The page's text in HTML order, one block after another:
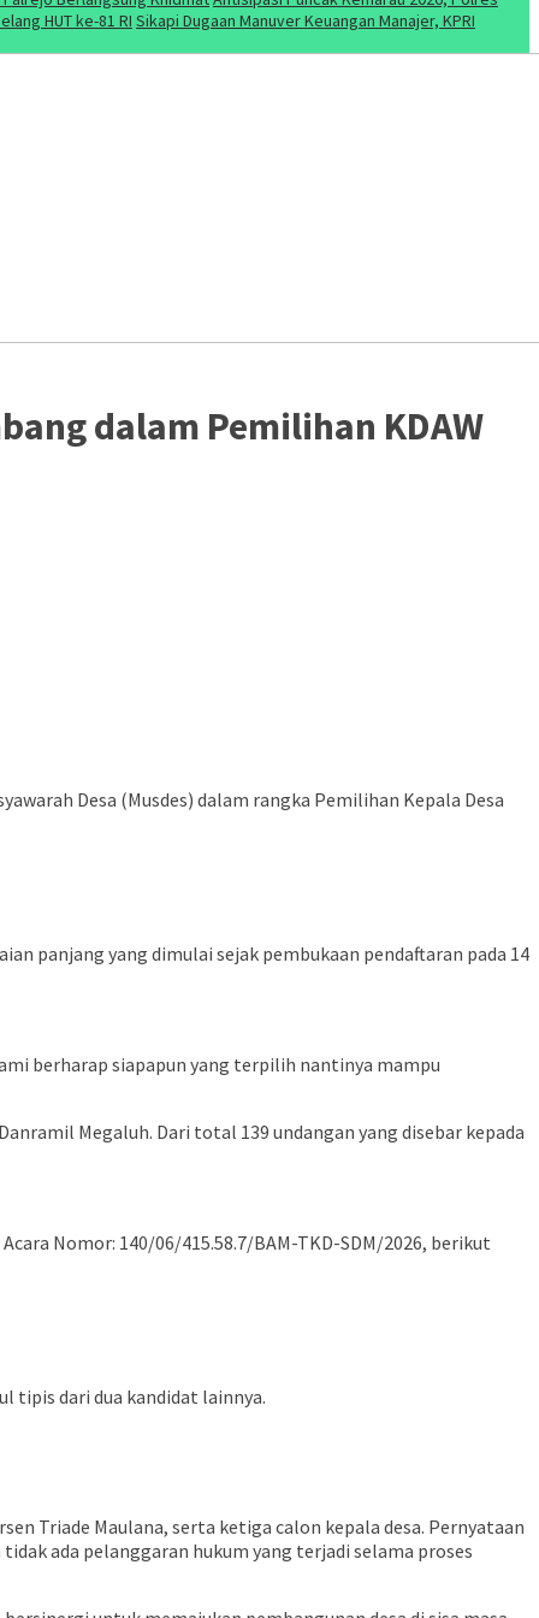
HUT ke-81 RI Sikapi Dugaan Manuver Keuangan Manajer, KPRI
dalam Pemilihan KDAW
Desa (Musdes) dalam rangka Pemilihan Kepala Desa
panjang yang dimulai sejak pembukaan pendaftaran pada 14
berharap siapapun yang terpilih nantinya mampu
Megaluh. Dari total 139 undangan yang disebar kepada
Nomor: 140/06/415.58.7/BAM-TKD-SDM/2026, berikut
tipis dari dua kandidat lainnya.
Triade Maulana, serta ketiga calon kepala desa. Pernyataan
ada pelanggaran hukum yang terjadi selama proses